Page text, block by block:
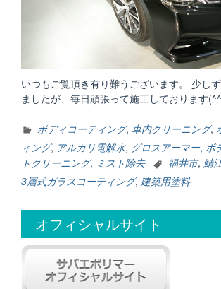
いつもご覧頂き有り難うございます。 少し
ましたが、毎日頑張って施工しております
ボディコーティング, 車内クリーニング,
ィング, アルカリ電解水, グロスアーマー, ボ
トクリーニング, ミスト除去 福井市, 鯖
3層式ガラスコーティング, 建築用塗料
オフィシャルサイト